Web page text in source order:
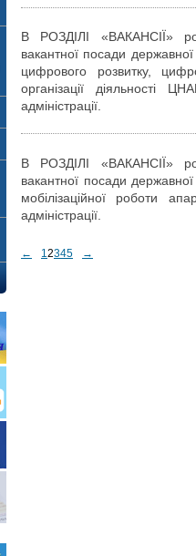
В РОЗДІЛІ «ВАКАНСІЇ»
вакантної посади
цифрового розвитку,
організації діяльності
адміністрації.
В РОЗДІЛІ «ВАКАНСІЇ»
вакантної посади
мобілізаційної роботи
адміністрації.
← 1 2345 →